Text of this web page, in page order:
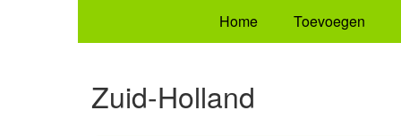
Home Toevoegen
Zuid-Holland